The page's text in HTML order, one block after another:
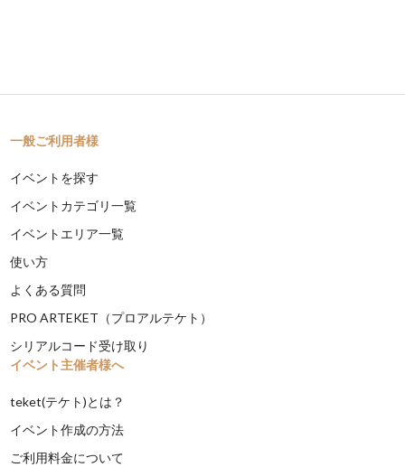
一般ご利用者様
イベントを探す
イベントカテゴリ一覧
イベントエリア一覧
使い方
よくある質問
PRO ARTEKET（プロアルテケト）
シリアルコード受け取り
イベント主催者様へ
teket(テケト)とは？
イベント作成の方法
ご利用料金について